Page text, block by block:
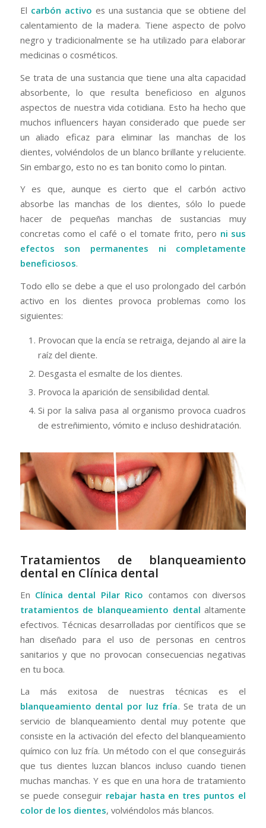
El carbón activo es una sustancia que se obtiene del
calentamiento de la madera. Tiene aspecto de polvo
negro y tradicionalmente se ha utilizado para elaborar
medicinas o cosméticos.
Se trata de una sustancia que tiene una alta capacidad
absorbente, lo que resulta beneficioso en algunos
aspectos de nuestra vida cotidiana. Esto ha hecho que
muchos influencers hayan considerado que puede ser
un aliado eficaz para eliminar las manchas de los
dientes, volviéndolos de un blanco brillante y reluciente.
Sin embargo, esto no es tan bonito como lo pintan.
Y es que, aunque es cierto que el carbón activo
absorbe las manchas de los dientes, sólo lo puede
hacer de pequeñas manchas de sustancias muy
concretas como el café o el tomate frito, pero ni sus
efectos son permanentes ni completamente
beneficiosos.
Todo ello se debe a que el uso prolongado del carbón
activo en los dientes provoca problemas como los
siguientes:
Provocan que la encía se retraiga, dejando al aire la
raíz del diente.
Desgasta el esmalte de los dientes.
Provoca la aparición de sensibilidad dental.
Si por la saliva pasa al organismo provoca cuadros
de estreñimiento, vómito e incluso deshidratación.
Tratamientos de blanqueamiento
dental en Clínica dental
En Clínica dental Pilar Rico contamos con diversos
tratamientos de blanqueamiento dental altamente
efectivos. Técnicas desarrolladas por científicos que se
han diseñado para el uso de personas en centros
sanitarios y que no provocan consecuencias negativas
en tu boca.
La más exitosa de nuestras técnicas es el
blanqueamiento dental por luz fría. Se trata de un
servicio de blanqueamiento dental muy potente que
consiste en la activación del efecto del blanqueamiento
químico con luz fría. Un método con el que conseguirás
que tus dientes luzcan blancos incluso cuando tienen
muchas manchas. Y es que en una hora de tratamiento
se puede conseguir rebajar hasta en tres puntos el
color de los dientes, volviéndolos más blancos.